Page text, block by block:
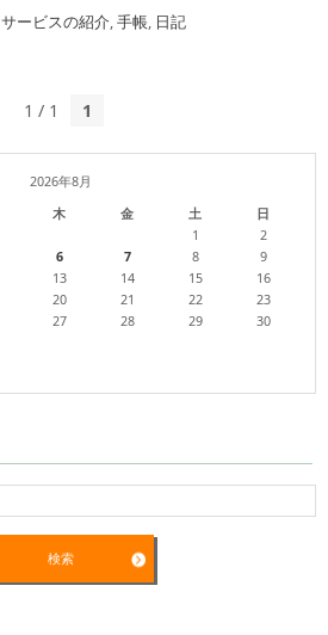
サービスの紹介,手帳, 日記
1 / 1 1
2026年8月
木 金 土 日
1
2
6 7 8
9
13 14 15
16
20 21 22
23
27 28 29
30